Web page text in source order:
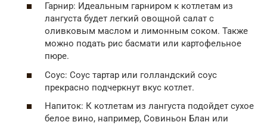
Гарнир: Идеальным гарниром к котлетам из
лангуста будет легкий овощной салат с
оливковым маслом и лимонным соком. Также
можно подать рис басмати или картофельное
пюре.
Соус: Соус тартар или голландский соус
прекрасно подчеркнут вкус котлет.
Напиток: К котлетам из лангуста подойдет сухое
белое вино, например, Совиньон Блан или